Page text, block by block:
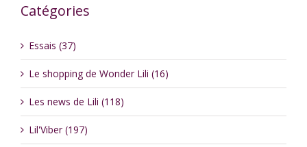
Catégories
Essais (37)
Le shopping de Wonder Lili (16)
Les news de Lili (118)
Lil'Viber (197)